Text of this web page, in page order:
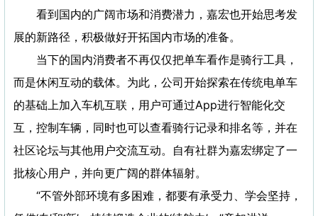
看到国内的广阔市场和消费潜力，嘉宏也开始思考发
展的新路径，积极做好开拓国内市场的准备。
当下的国内消费者不再仅仅把单车看作是骑行工具，
而是休闲互动的载体。为此，公司开始探索在传统电单车
的基础上加入车机互联，用户可通过App进行智能化交
互，控制车辆，同时也可以查看骑行记录和排名等，并在
社区论坛与其他用户交流互动。自有社群为嘉宏绑定了一
批核心用户，并向更广阔的群体辐射。
“不管外部环境有多困难，都要有承受力、学会坚持，